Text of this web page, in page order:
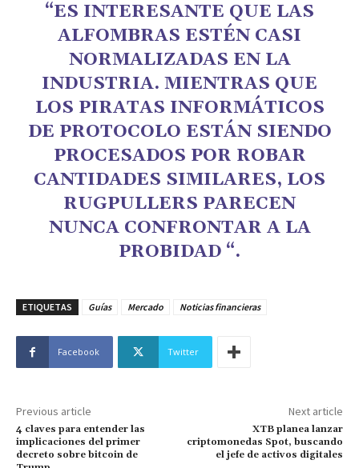
“ES INTERESANTE QUE LAS
ALFOMBRAS ESTÉN CASI
NORMALIZADAS EN LA
INDUSTRIA. MIENTRAS QUE
LOS PIRATAS INFORMÁTICOS
DE PROTOCOLO ESTÁN SIENDO
PROCESADOS ​​POR ROBAR
CANTIDADES SIMILARES, LOS
RUGPULLERS PARECEN
NUNCA CONFRONTAR A LA
PROBIDAD “.
ETIQUETAS Guías Mercado Noticias financieras
Facebook Twitter
Previous article
4 claves para entender las
implicaciones del primer
decreto sobre bitcoin de
Next article
XTB planea lanzar
criptomonedas Spot, buscando
el jefe de activos digitales